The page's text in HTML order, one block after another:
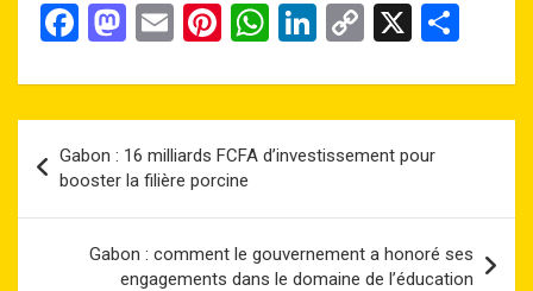
F
ce
b
o
o
k
M
st
o
d
o
n
E
ail
Pi
er
es
t
W
at
s
A
p
p
Li
ke
dI
n
C
py
n
k
X
ta
de
l’article
Gabon : 16 milliards FCFA d’investissement pour
booster la filière porcine
Gabon : comment le gouvernement a honoré ses
engagements dans le domaine de l’éducation